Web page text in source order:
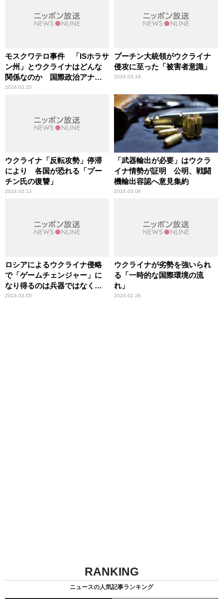
モスクワテロ事件 「ISホラサ
ン州」とウクライナはどんな
関係なのか 国際政治アナリ
ストが解説
2024.03.25
プーチン大統領がウクライナ
侵攻に至った「被害者意識」
2024.03.18
ウクライナ「反転攻勢」停滞
により 各国が恐れる「プー
チン氏の復讐」
2024.03.13
「武器輸出が必要」はウクラ
イナ情勢が証明 公明、戦闘
機輸出容認へ意見集約
2024.03.08
ロシアによるウクライナ侵略
で「ゲームチェンジャー」に
なり得るのは兵器ではなく
「能力」 専門家が指摘
2024.03.05
ウクライナが劣勢を強いられ
る「一時的な国際環境の流
れ」
2024.02.26
RANKING
ニュースの人気記事ランキング